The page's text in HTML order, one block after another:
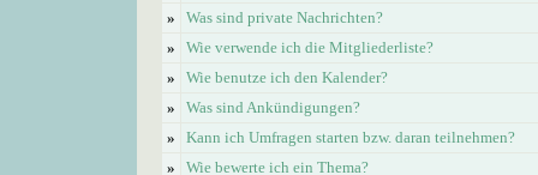
»
Was sind private Nachrichten?
»
Wie verwende ich die Mitgliederliste?
»
Wie benutze ich den Kalender?
»
Was sind Ankündigungen?
»
Kann ich Umfragen starten bzw. daran teilnehmen?
»
Wie bewerte ich ein Thema?